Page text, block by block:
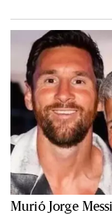
Murió Jorge